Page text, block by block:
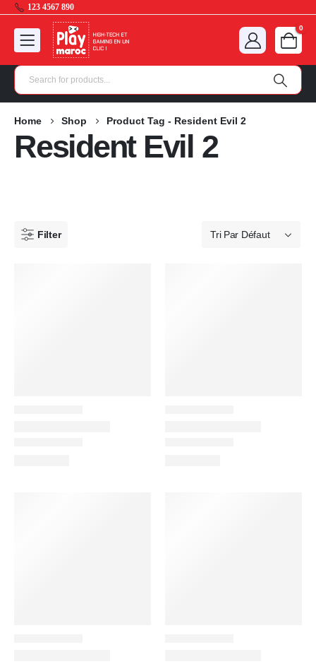
123 4567 890
0
Home Shop Product Tag - Resident Evil 2
Resident Evil 2
Filter